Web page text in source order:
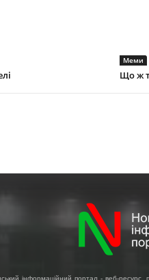
Меми
Що ж
інформаційний портал - веб-ресурс,